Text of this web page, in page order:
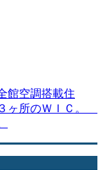
館空調搭載住
ヶ所のＷＩＣ。